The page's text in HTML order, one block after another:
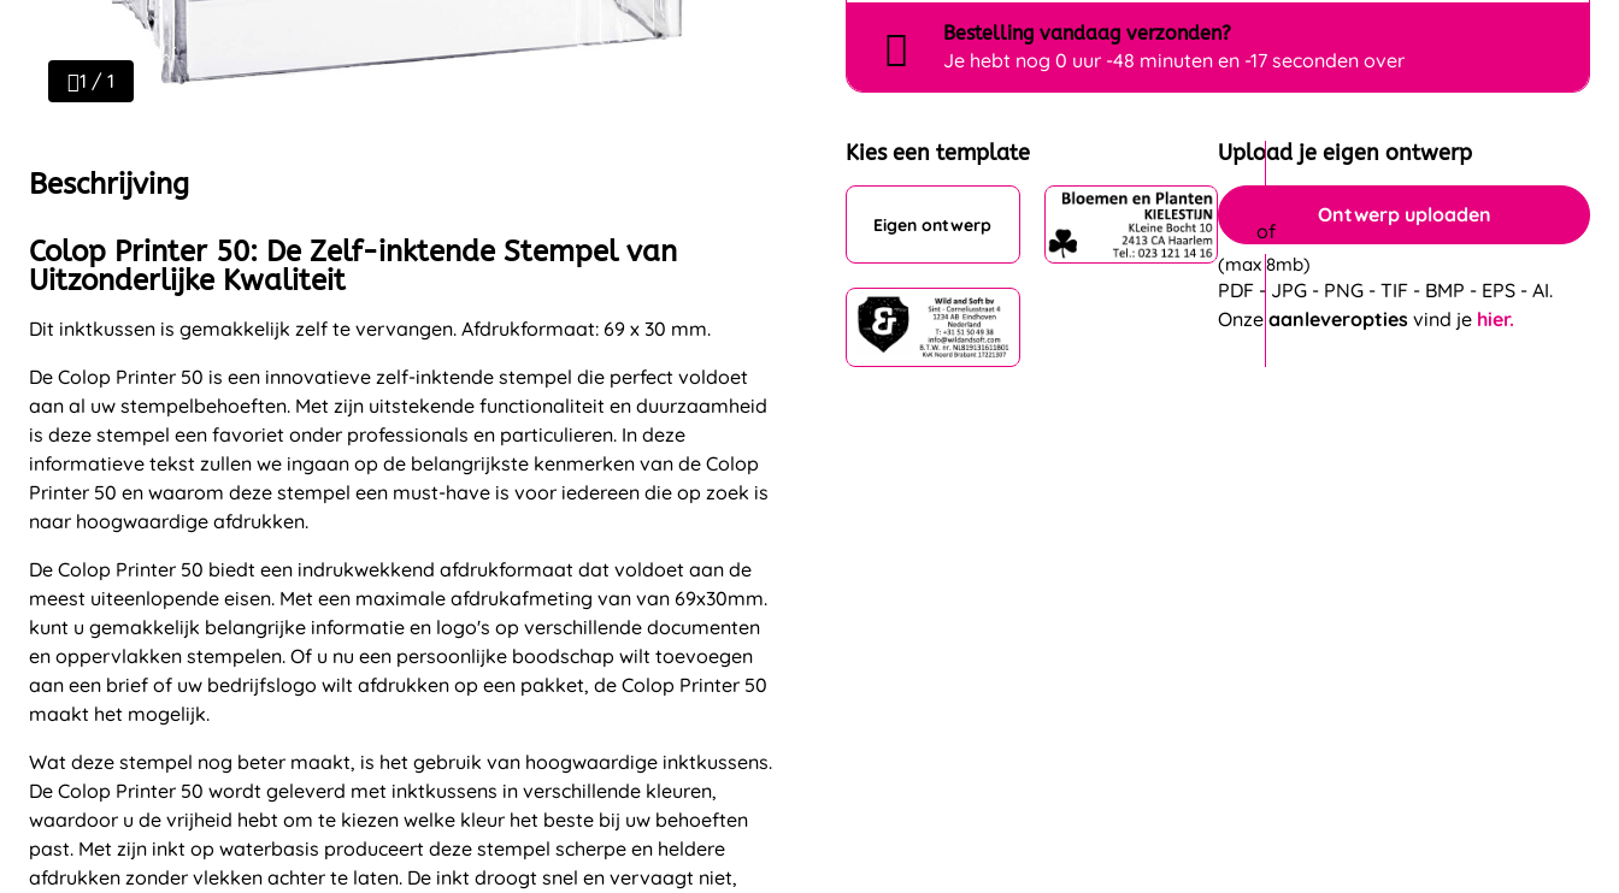
1 / 1
Beschrijving
Colop Printer 50: De Zelf-inktende Stempel van
Uitzonderlijke Kwaliteit
Dit inktkussen is gemakkelijk zelf te vervangen. Afdrukformaat: 69 x 30 mm.
De Colop Printer 50 is een innovatieve zelf-inktende stempel die perfect voldoet
aan al uw stempelbehoeften. Met zijn uitstekende functionaliteit en duurzaamheid
is deze stempel een favoriet onder professionals en particulieren. In deze
informatieve tekst zullen we ingaan op de belangrijkste kenmerken van de Colop
Printer 50 en waarom deze stempel een must-have is voor iedereen die op zoek is
naar hoogwaardige afdrukken.
De Colop Printer 50 biedt een indrukwekkend afdrukformaat dat voldoet aan de
meest uiteenlopende eisen. Met een maximale afdrukafmeting van van 69x30mm.
kunt u gemakkelijk belangrijke informatie en logo's op verschillende documenten
en oppervlakken stempelen. Of u nu een persoonlijke boodschap wilt toevoegen
aan een brief of uw bedrijfslogo wilt afdrukken op een pakket, de Colop Printer 50
maakt het mogelijk.
Wat deze stempel nog beter maakt, is het gebruik van hoogwaardige inktkussens.
De Colop Printer 50 wordt geleverd met inktkussens in verschillende kleuren,
waardoor u de vrijheid hebt om te kiezen welke kleur het beste bij uw behoeften
past. Met zijn inkt op waterbasis produceert deze stempel scherpe en heldere
afdrukken zonder vlekken achter te laten. De inkt droogt snel en vervaagt niet,
Bestelling vandaag verzonden?
Je hebt nog 0 uur -48 minuten en -17 seconden over
Kies een template
Eigen ontwerp
Upload je eigen ontwerp
Ontwerp uploaden
(max 8mb)
PDF - JPG - PNG - TIF - BMP - EPS - AI.
Onze aanleveropties vind je hier.